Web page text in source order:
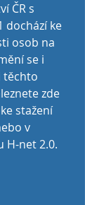
ČR s
dochází ke
osob na
se i
těchto
zde
stažení
v
H-net 2.0.